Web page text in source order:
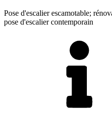
Pose d'escalier escamotable;
pose d'escalier contemporain